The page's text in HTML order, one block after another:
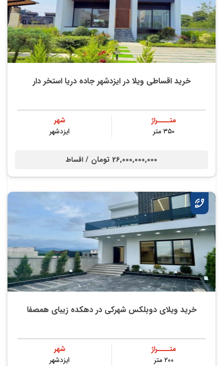
خرید اقساطی ویلا در ایزدشهر جاده دریا استخر دار
متــــراژ
۳۵۰ متر
شهر
ایزدشهر
26,000,000,000 تومان / اقساط
خرید ویلای دوبلکس شهرکی در دهکده زیبای همصفا
متــــراژ
۲۰۰ متر
شهر
ایزدشهر